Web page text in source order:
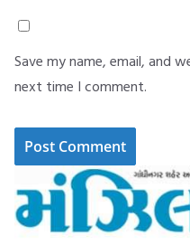
Save my name, email, and
next time I comment.